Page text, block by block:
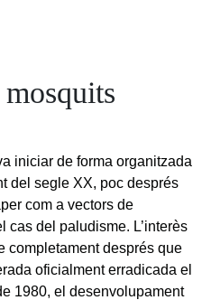
iniciar de forma organitzada
del segle XX, poc després
com a vectors de
cas del paludisme. L’interès
completament després que
oficialment erradicada el
1980, el desenvolupament